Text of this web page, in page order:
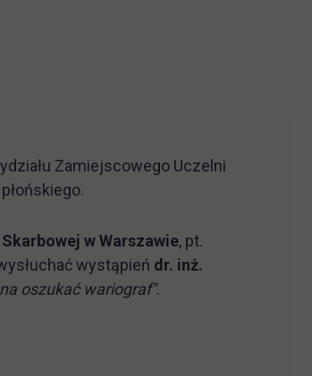
Zamiejscowego Uczelni
w Warszawie, pt.
wystąpień dr. inż.
oszukać wariograf".